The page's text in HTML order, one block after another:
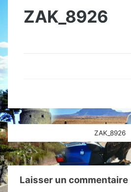
ZAK_8926
Navigation
de
l’article
ZAK_8926
Laisser un commentaire